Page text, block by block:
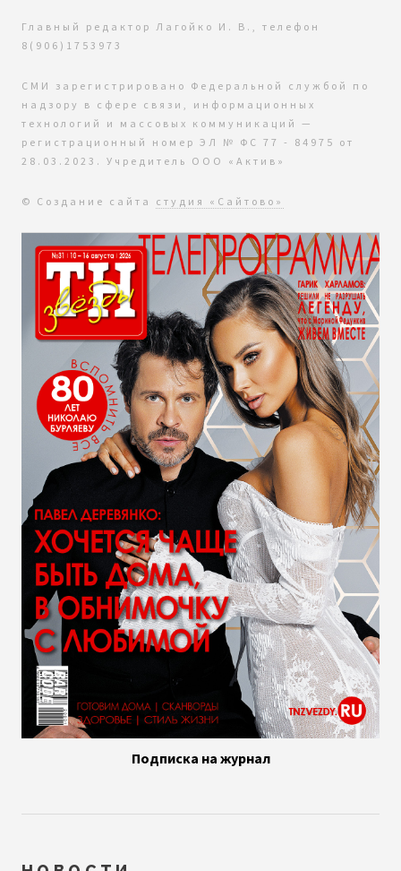
Главный редактор Лагойко И. В., телефон
8(906)1753973
СМИ зарегистрировано Федеральной службой по
надзору в сфере связи, информационных
технологий и массовых коммуникаций —
регистрационный номер ЭЛ № ФС 77 - 84975 от
28.03.2023. Учредитель ООО «Актив»
© Создание сайта студия «Сайтово»
Подписка на журнал